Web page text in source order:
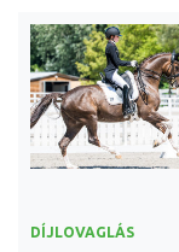
DÍJLOVAGLÁS